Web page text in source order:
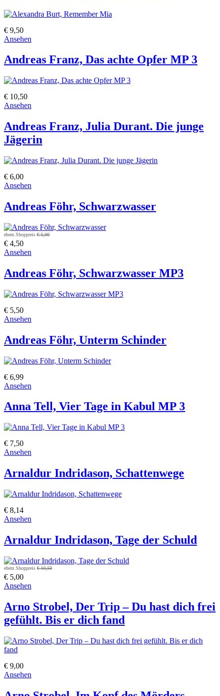
€ 9,50
Ansehen
Andreas Franz, Das achte Opfer MP 3
€ 10,50
Ansehen
Andreas Franz, Julia Durant. Die junge
Jägerin
€ 6,00
Ansehen
Andreas Föhr, Schwarzwasser
ehem.Shoppreis € 5,00
€ 4,50
Ansehen
Andreas Föhr, Schwarzwasser MP3
€ 5,50
Ansehen
Andreas Föhr, Unterm Schinder
€ 6,99
Ansehen
Anna Tell, Vier Tage in Kabul MP 3
€ 7,50
Ansehen
Arnaldur Indridason, Schattenwege
€ 8,14
Ansehen
Arnaldur Indridason, Tage der Schuld
ehem.Shoppreis € 10,50
€ 5,00
Ansehen
Arno Strobel, Der Trip – Du hast dich frei
gefühlt. Bis er dich fand
€ 9,00
Ansehen